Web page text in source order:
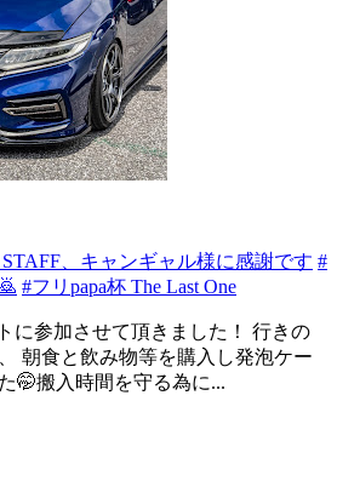
、キャンギャル様に感謝です #
#フリpapa杯 The Last One
に参加させて頂きました！ 行きの
朝食と飲み物等を購入し発泡ケー
🤭搬入時間を守る為に...